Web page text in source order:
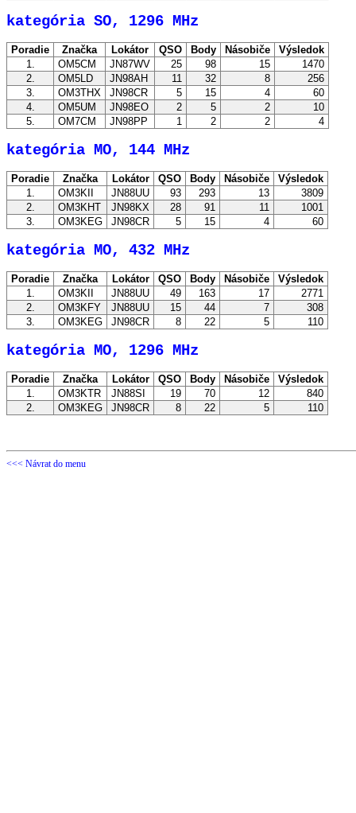
kategória SO, 1296 MHz
Poradie Značka Lokátor QSO Body Násobiče
Výsledok
1.
OM5CM JN87WV 25 98 15
1470
2.
OM5LD JN98AH 11 32 8
256
3.
OM3THX JN98CR 5 15 4
60
4.
OM5UM JN98EO 2 5 2
10
5.
OM7CM JN98PP 1 2 2 4
kategória MO, 144 MHz
Poradie Značka Lokátor QSO Body Násobiče
Výsledok
1.
OM3KII JN88UU 93 293 13
3809
2.
OM3KHT JN98KX 28 91 11
1001
3.
OM3KEG JN98CR 5 15 4 60
kategória MO, 432 MHz
Poradie Značka Lokátor QSO Body Násobiče
Výsledok
1.
OM3KII JN88UU 49 163 17
2771
2.
OM3KFY JN88UU 15 44 7
308
3.
OM3KEG JN98CR 8 22 5 110
kategória MO, 1296 MHz
Poradie Značka Lokátor QSO Body Násobiče
Výsledok
1.
OM3KTR JN88SI 19 70 12
840
2.
OM3KEG JN98CR 8 22 5 110
<<< Návrat do menu